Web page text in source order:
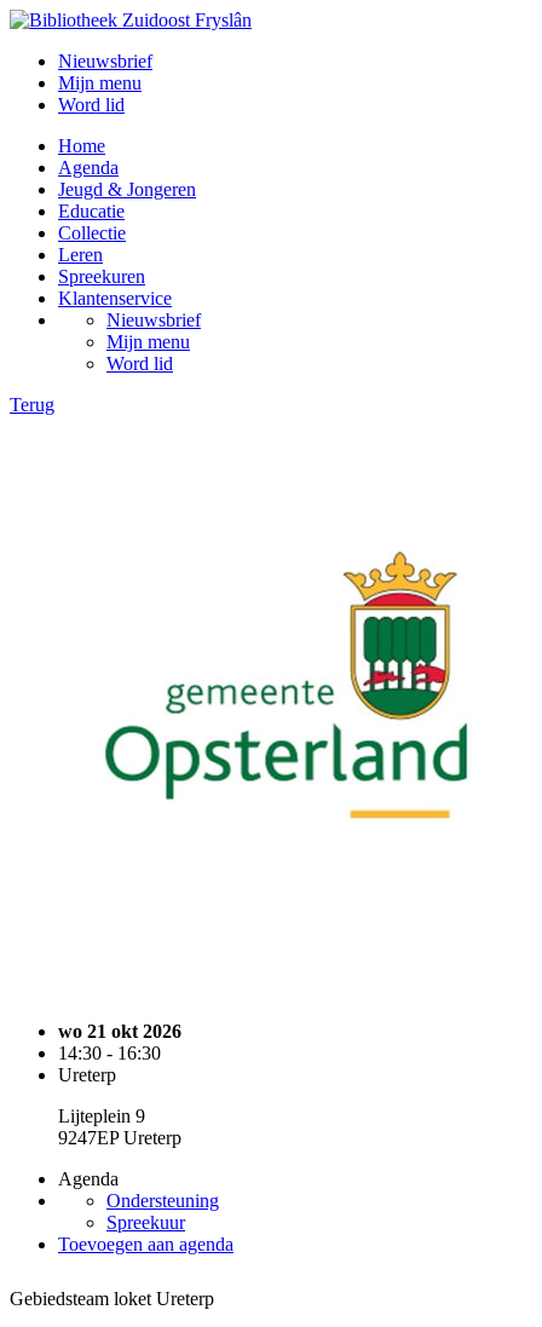
Nieuwsbrief
Mijn menu
Word lid
Home
Agenda
Jeugd & Jongeren
Educatie
Collectie
Leren
Spreekuren
Klantenservice
Nieuwsbrief
Mijn menu
Word lid
Terug
wo 21 okt 2026
14:30 - 16:30
Ureterp
Lijteplein 9
9247EP Ureterp
Agenda
Ondersteuning
Spreekuur
Toevoegen aan agenda
Gebiedsteam loket Ureterp